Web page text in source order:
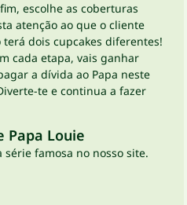
escolhe as coberturas
atenção ao que o cliente
dois cupcakes diferentes!
cada etapa, vais ganhar
a dívida ao Papa neste
te e continua a fazer
Papa Louie
famosa no nosso site.